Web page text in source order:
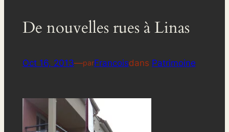
De nouvelles rues à Linas
Oct 16, 2013—parFrancoisdans Patrimoine